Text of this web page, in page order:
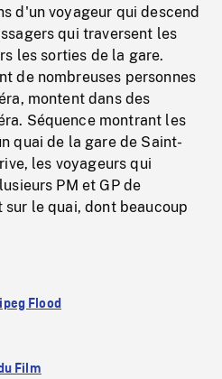
d'un voyageur qui descend
qui traversent les
les sorties de la gare.
de nombreuses personnes
montent dans des
Séquence montrant les
quai de la gare de Saint-
les voyageurs qui
PM et GP de
le quai, dont beaucoup
Flood
Film